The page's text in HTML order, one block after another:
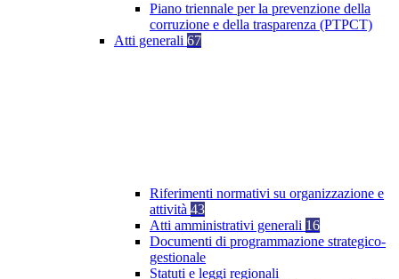
Piano triennale per la prevenzione della
corruzione e della trasparenza (PTPCT)
Atti generali 67
Riferimenti normativi su organizzazione e
attività 43
Atti amministrativi generali 16
Documenti di programmazione strategico-
gestionale
Statuti e leggi regionali